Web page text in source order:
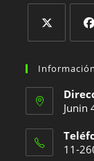
abre
una
nueva
pestaña
abre
una
Junin
11-